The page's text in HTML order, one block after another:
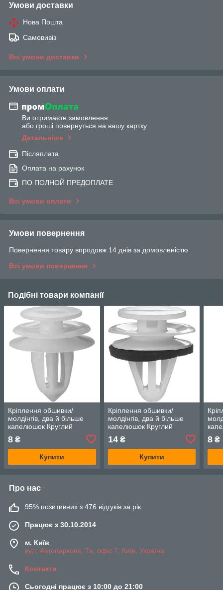
Умови доставки
Нова Пошта
Самовивіз
Всі умови доставки
Умови оплати
Ви отримаєте замовлення
або гроші повернуться на вашу картку
Детальніше
Післяплата
Оплата на рахунок
ПО ПОЛНОЙ ПРЕДОПЛАТЕ
Всі умови оплати
Умови повернення
Повернення товару впродовж 14 днів за домовленістю
Всі умови повернення
Подібні товари компанії
Кріплення обшивки/
молдінгів, два й більше
капелюшок Круглий
8 ₴
Купити
Кріплення обшивки/
молдінгів, два й більше
капелюшок Круглий
14₴
Купити
8 ₴
Про нас
95% позитивних з 476 відгуків за рік
Працює з 30.10.2014
м. Київ
вул. Автопаркова, 7а, офіс 7, Київ, Україна
Контакти
Сьогодні працює з 10:00 до 21:00